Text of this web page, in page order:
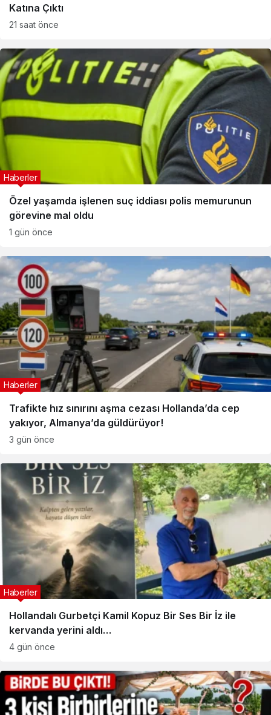
Katına Çıktı
21 saat önce
Özel yaşamda işlenen suç iddiası polis memurunun
görevine mal oldu
Haberler
1 gün önce
Trafikte hız sınırını aşma cezası Hollanda’da cep
yakıyor, Almanya’da güldürüyor!
Haberler
3 gün önce
Hollandalı Gurbetçi Kamil Kopuz Bir Ses Bir İz ile
kervanda yerini aldı…
Haberler
4 gün önce